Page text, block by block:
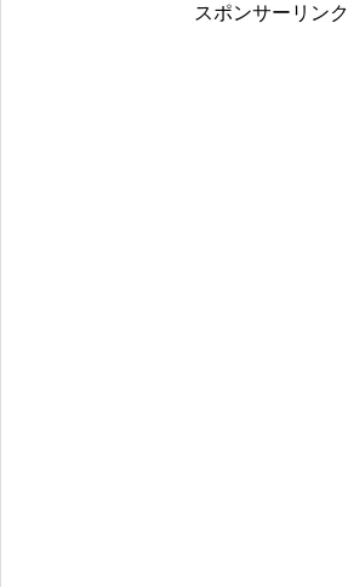
スポンサーリンク